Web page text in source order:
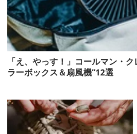
「え、やっす！」コールマン・
ラーボックス＆扇風機”12選